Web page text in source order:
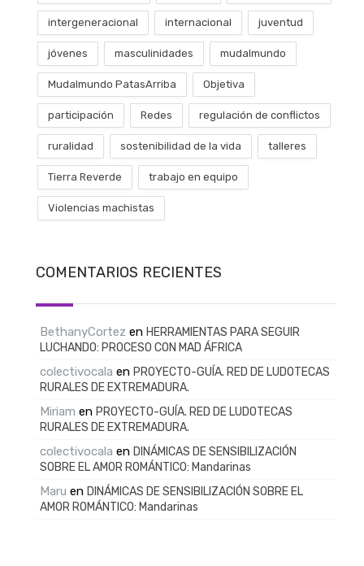
intergeneracional internacional juventud
jóvenes masculinidades mudalmundo
Mudalmundo PatasArriba Objetiva
participación Redes regulación de conflictos
ruralidad sostenibilidad de la vida talleres
Tierra Reverde trabajo en equipo
Violencias machistas
COMENTARIOS RECIENTES
BethanyCortez enHERRAMIENTAS PARA SEGUIR
LUCHANDO: PROCESO CON MAD ÁFRICA
colectivocala enPROYECTO-GUÍA. RED DE LUDOTECAS
RURALES DE EXTREMADURA.
Miriam enPROYECTO-GUÍA. RED DE LUDOTECAS
RURALES DE EXTREMADURA.
colectivocala enDINÁMICAS DE SENSIBILIZACIÓN
SOBRE EL AMOR ROMÁNTICO: Mandarinas
Maru enDINÁMICAS DE SENSIBILIZACIÓN SOBRE EL
AMOR ROMÁNTICO: Mandarinas